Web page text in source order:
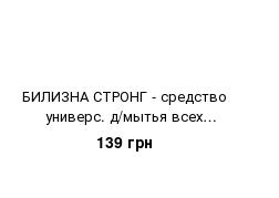
БИЛИЗНА СТРОНГ - средство
универс. д/мытья всех
поверхностей
139 грн